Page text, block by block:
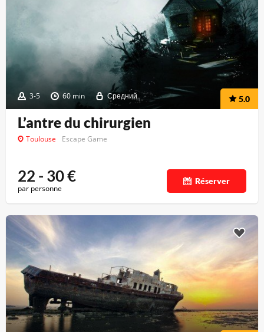
3-5 60 min Средний 5.0
L’antre du chirurgien
Toulouse Escape Game
22 - 30€
par personne
Réserver